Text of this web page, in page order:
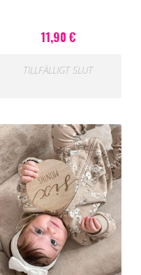
11,90 €
TILLFÄLLIGT SLUT